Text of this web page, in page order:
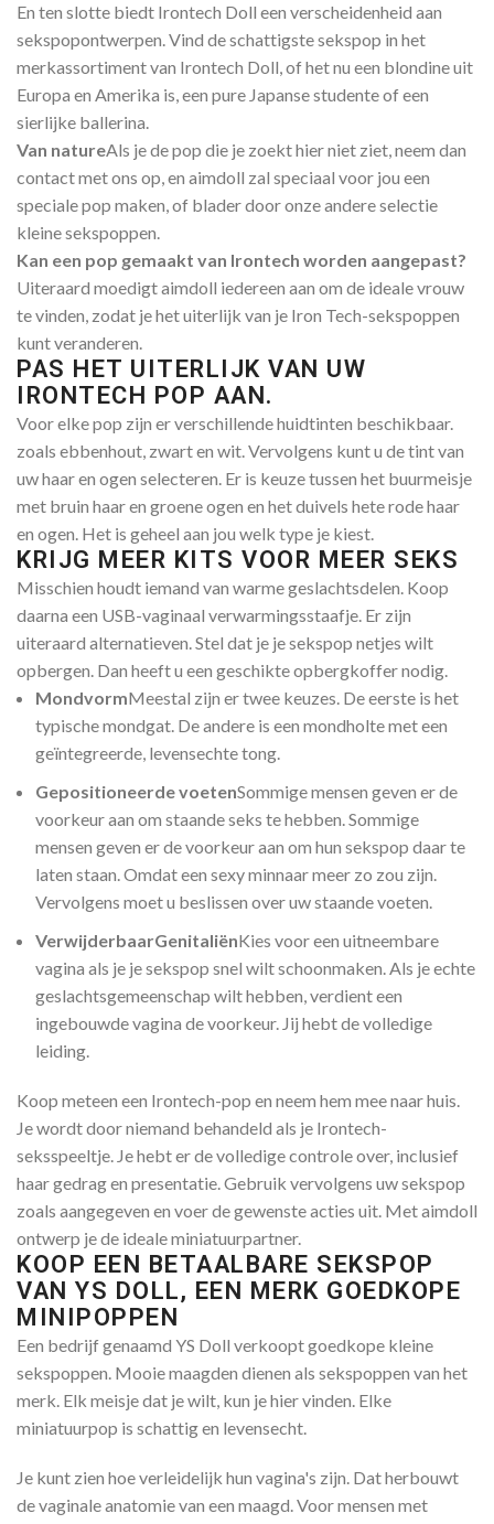
En ten slotte biedt Irontech Doll een verscheidenheid aan
sekspopontwerpen. Vind de schattigste sekspop in het
merkassortiment van Irontech Doll, of het nu een blondine uit
Europa en Amerika is, een pure Japanse studente of een
sierlijke ballerina.
Van natureAls je de pop die je zoekt hier niet ziet, neem dan
contact met ons op, en aimdoll zal speciaal voor jou een
speciale pop maken, of blader door onze andere selectie
kleine sekspoppen.
Kan een pop gemaakt van Irontech worden aangepast?
Uiteraard moedigt aimdoll iedereen aan om de ideale vrouw
te vinden, zodat je het uiterlijk van je Iron Tech-sekspoppen
kunt veranderen.
PAS HET UITERLIJK VAN UW
IRONTECH POP AAN.​
Voor elke pop zijn er verschillende huidtinten beschikbaar.
zoals ebbenhout, zwart en wit. Vervolgens kunt u de tint van
uw haar en ogen selecteren. Er is keuze tussen het buurmeisje
met bruin haar en groene ogen en het duivels hete rode haar
en ogen. Het is geheel aan jou welk type je kiest.
KRIJG MEER KITS VOOR MEER SEKS
Misschien houdt iemand van warme geslachtsdelen. Koop
daarna een USB-vaginaal verwarmingsstaafje. Er zijn
uiteraard alternatieven. Stel dat je je sekspop netjes wilt
opbergen. Dan heeft u een geschikte opbergkoffer nodig.
MondvormMeestal zijn er twee keuzes. De eerste is het
typische mondgat. De andere is een mondholte met een
geïntegreerde, levensechte tong.
Gepositioneerde voetenSommige mensen geven er de
voorkeur aan om staande seks te hebben. Sommige
mensen geven er de voorkeur aan om hun sekspop daar te
laten staan. Omdat een sexy minnaar meer zo zou zijn.
Vervolgens moet u beslissen over uw staande voeten.
VerwijderbaarGenitaliënKies voor een uitneembare
vagina als je je sekspop snel wilt schoonmaken. Als je echte
geslachtsgemeenschap wilt hebben, verdient een
ingebouwde vagina de voorkeur. Jij hebt de volledige
leiding.
Koop meteen een Irontech-pop en neem hem mee naar huis.
Je wordt door niemand behandeld als je Irontech-
seksspeeltje. Je hebt er de volledige controle over, inclusief
haar gedrag en presentatie. Gebruik vervolgens uw sekspop
zoals aangegeven en voer de gewenste acties uit. Met aimdoll
ontwerp je de ideale miniatuurpartner.
KOOP EEN BETAALBARE SEKSPOP
VAN YS DOLL, EEN MERK GOEDKOPE
MINIPOPPEN
Een bedrijf genaamd YS Doll verkoopt goedkope kleine
sekspoppen. Mooie maagden dienen als sekspoppen van het
merk. Elk meisje dat je wilt, kun je hier vinden. Elke
miniatuurpop is schattig en levensecht.
Je kunt zien hoe verleidelijk hun vagina's zijn. Dat herbouwt
de vaginale anatomie van een maagd. Voor mensen met